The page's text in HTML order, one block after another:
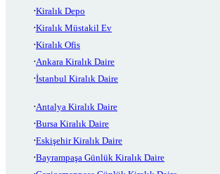
Kiralık Depo
Kiralık Müstakil Ev
Kiralık Ofis
Ankara Kiralık Daire
İstanbul Kiralık Daire
Antalya Kiralık Daire
Bursa Kiralık Daire
Eskişehir Kiralık Daire
Bayrampaşa Günlük Kiralık Daire